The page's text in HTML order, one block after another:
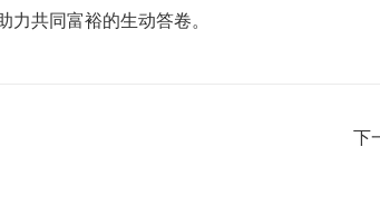
力共同富裕的生动答卷。
下